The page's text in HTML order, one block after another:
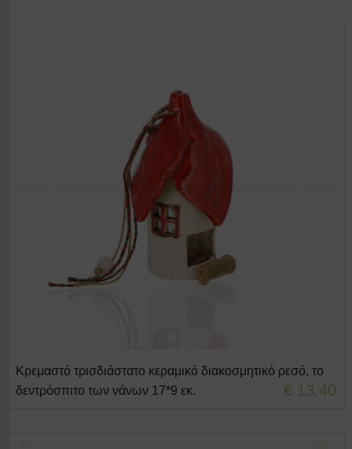
Κρεμαστό τρισδιάστατο κεραμικό διακοσμητικό ρεσό, το
δεντρόσπιτο των νάνων 17*9 εκ.
€ 13.40